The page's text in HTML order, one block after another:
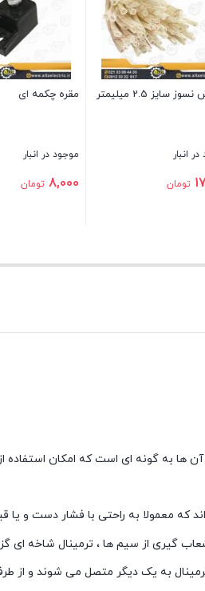
موجود در انبار
1,100,000 تومان
ها به گونه ای است که امکان استفاده
هم چسبیده اند که معمولا به راحتی با فشار
گیری از سیم ها ، ترمینال شاخه ای
به یک دیگر متصل می شوند و از طرفی